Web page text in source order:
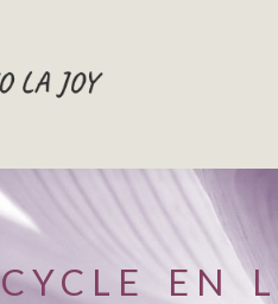
CYCLE EN